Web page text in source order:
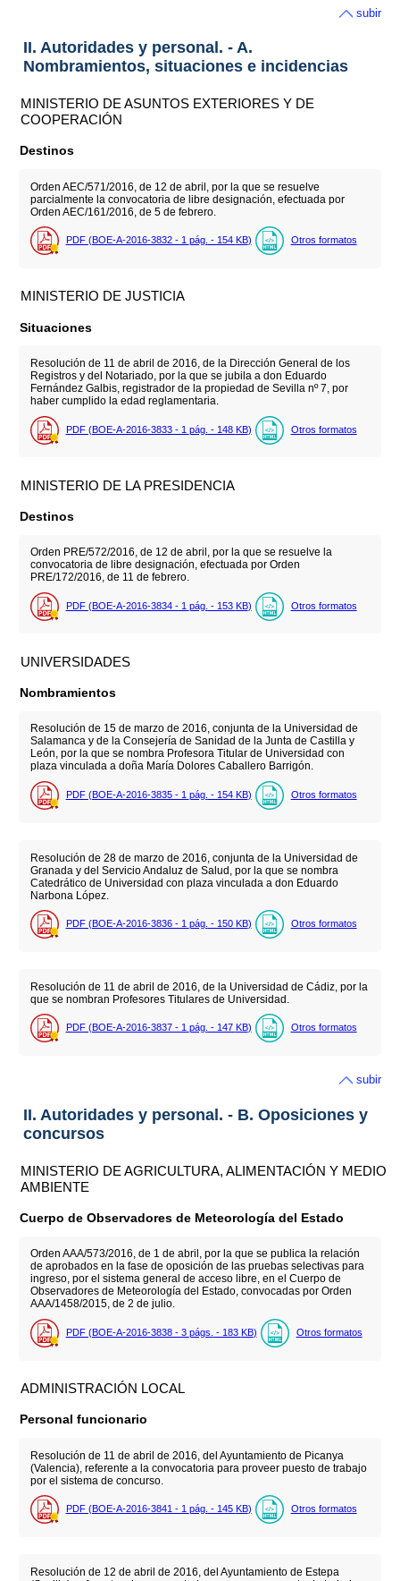
subir
II. Autoridades y personal. - A.
Nombramientos, situaciones e incidencias
MINISTERIO DE ASUNTOS EXTERIORES Y DE
COOPERACIÓN
Destinos
Orden AEC/571/2016, de 12 de abril, por la que se resuelve
parcialmente la convocatoria de libre designación, efectuada por
Orden AEC/161/2016, de 5 de febrero.
PDF (BOE-A-2016-3832 - 1 pág. - 154 KB) Otros formatos
MINISTERIO DE JUSTICIA
Situaciones
Resolución de 11 de abril de 2016, de la Dirección General de los
Registros y del Notariado, por la que se jubila a don Eduardo
Fernández Galbis, registrador de la propiedad de Sevilla nº 7, por
haber cumplido la edad reglamentaria.
PDF (BOE-A-2016-3833 - 1 pág. - 148 KB) Otros formatos
MINISTERIO DE LA PRESIDENCIA
Destinos
Orden PRE/572/2016, de 12 de abril, por la que se resuelve la
convocatoria de libre designación, efectuada por Orden
PRE/172/2016, de 11 de febrero.
PDF (BOE-A-2016-3834 - 1 pág. - 153 KB) Otros formatos
UNIVERSIDADES
Nombramientos
Resolución de 15 de marzo de 2016, conjunta de la Universidad de
Salamanca y de la Consejería de Sanidad de la Junta de Castilla y
León, por la que se nombra Profesora Titular de Universidad con
plaza vinculada a doña María Dolores Caballero Barrigón.
PDF (BOE-A-2016-3835 - 1 pág. - 154 KB) Otros formatos
Resolución de 28 de marzo de 2016, conjunta de la Universidad de
Granada y del Servicio Andaluz de Salud, por la que se nombra
Catedrático de Universidad con plaza vinculada a don Eduardo
Narbona López.
PDF (BOE-A-2016-3836 - 1 pág. - 150 KB) Otros formatos
Resolución de 11 de abril de 2016, de la Universidad de Cádiz, por la
que se nombran Profesores Titulares de Universidad.
PDF (BOE-A-2016-3837 - 1 pág. - 147 KB) Otros formatos
subir
II. Autoridades y personal. - B. Oposiciones y
concursos
MINISTERIO DE AGRICULTURA, ALIMENTACIÓN Y MEDIO
AMBIENTE
Cuerpo de Observadores de Meteorología del Estado
Orden AAA/573/2016, de 1 de abril, por la que se publica la relación
de aprobados en la fase de oposición de las pruebas selectivas para
ingreso, por el sistema general de acceso libre, en el Cuerpo de
Observadores de Meteorología del Estado, convocadas por Orden
AAA/1458/2015, de 2 de julio.
PDF (BOE-A-2016-3838 - 3 págs. - 183 KB) Otros formatos
ADMINISTRACIÓN LOCAL
Personal funcionario
Resolución de 11 de abril de 2016, del Ayuntamiento de Picanya
(Valencia), referente a la convocatoria para proveer puesto de trabajo
por el sistema de concurso.
PDF (BOE-A-2016-3841 - 1 pág. - 145 KB) Otros formatos
Resolución de 12 de abril de 2016, del Ayuntamiento de Estepa